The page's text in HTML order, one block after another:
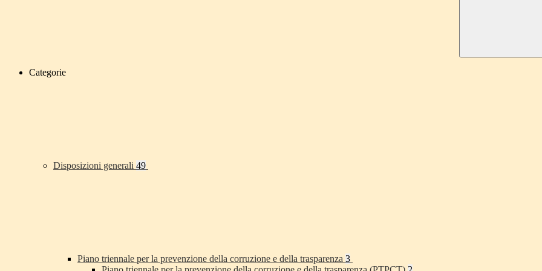
Categorie
Disposizioni generali 49
Piano triennale per la prevenzione della corruzione e della trasparenza 3